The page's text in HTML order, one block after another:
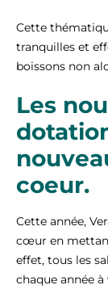
Cette
tranquilles et
boissons non
Les
coeur.
Cette année,
cœur en
effet, tous les
chaque année